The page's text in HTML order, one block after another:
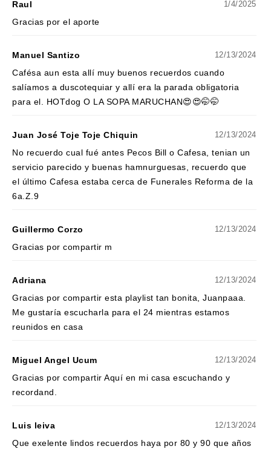
Raul 1/4/2025
Gracias por el aporte
Manuel Santizo 12/13/2024
Cafésa aun esta allí muy buenos recuerdos cuando
salíamos a duscotequiar y allí era la parada obligatoria
para el. HOTdog O LA SOPA MARUCHAN😍😍🤭🤭
Juan José Toje Toje Chiquin 12/13/2024
No recuerdo cual fué antes Pecos Bill o Cafesa, tenian un
servicio parecido y buenas hamnurguesas, recuerdo que
el último Cafesa estaba cerca de Funerales Reforma de la
6a.Z.9
Guillermo Corzo 12/13/2024
Gracias por compartir m
Adriana 12/13/2024
Gracias por compartir esta playlist tan bonita, Juanpaaa.
Me gustaría escucharla para el 24 mientras estamos
reunidos en casa
Miguel Angel Ucum 12/13/2024
Gracias por compartir Aquí en mi casa escuchando y
recordand.
Luis leiva 12/13/2024
Que exelente lindos recuerdos haya por 80 y 90 que años